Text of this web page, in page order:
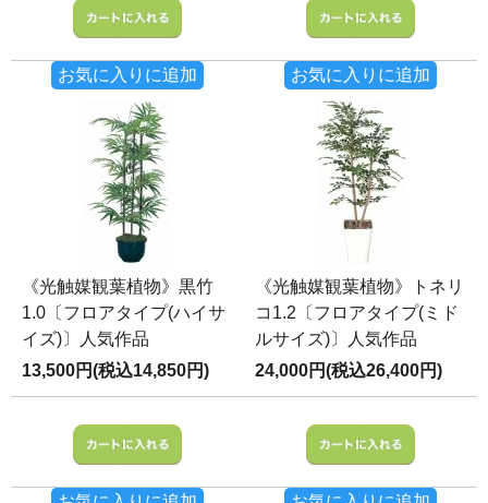
お気に入りに追加 お気に入りに追加
《光触媒観葉植物》黒竹
1.0〔フロアタイプ(ハイサ
イズ)〕人気作品
13,500円(税込14,850円)
《光触媒観葉植物》トネリ
コ1.2〔フロアタイプ(ミド
ルサイズ)〕人気作品
24,000円(税込26,400円)